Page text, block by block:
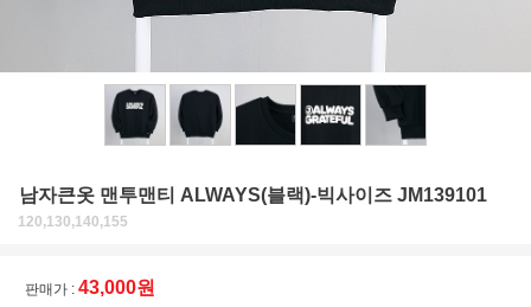
남자큰옷 맨투맨티 ALWAYS(블랙)-빅사이즈 JM139101
120,130,140,155
판매가 : 43,000원